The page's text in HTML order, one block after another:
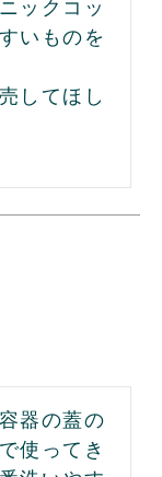
ックコッ
いものを
してほし
器の蓋の
使ってき